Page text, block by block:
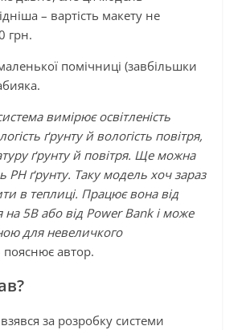
– вартість макету не
грн.
помічниці (завбільшки
вимірює освітленість
ґрунту й вологість повітря,
ґрунту й повітря. Ще можна
РН ґрунту. Таку модель хоч зараз
в теплиці. Працює вона від
5В або від Power Bank і може
для невеличкого
пояснює автор.
за розробку системи